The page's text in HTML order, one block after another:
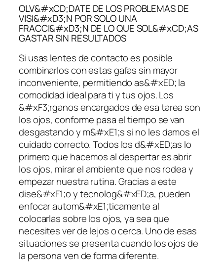
OLV&#xCD;DATE DE LOS PROBLEMAS DE
VISI&#xD3;N POR SOLO UNA
FRACCI&#xD3;N DE LO QUE SOL&#xCD;AS
GASTAR SIN RESULTADOS
Si usas lentes de contacto es posible
combinarlos con estas gafas sin mayor
inconveniente, permitiendo as&#xED; la
comodidad ideal para ti y tus ojos. Los
&#xF3;rganos encargados de esa tarea son
los ojos, conforme pasa el tiempo se van
desgastando y m&#xE1;s si no les damos el
cuidado correcto. Todos los d&#xED;as lo
primero que hacemos al despertar es abrir
los ojos, mirar el ambiente que nos rodea y
empezar nuestra rutina. Gracias a este
dise&#xF1;o y tecnolog&#xED;a, pueden
enfocar autom&#xE1;ticamente al
colocarlas sobre los ojos, ya sea que
necesites ver de lejos o cerca. Uno de esas
situaciones se presenta cuando los ojos de
la persona ven de forma diferente.